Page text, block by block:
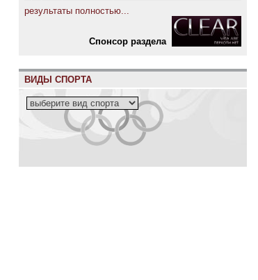
результаты полностью...
Cпонсор раздела
ВИДЫ СПОРТА